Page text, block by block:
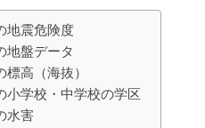
地震危険度
地盤データ
高（海抜）
小学校・中学校の学区
水害